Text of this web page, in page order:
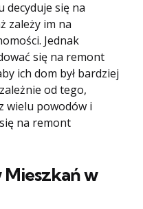
decyduje się na
zależy im na
Jednak
się na remont
ich dom był bardziej
od tego,
wielu powodów i
na remont
w